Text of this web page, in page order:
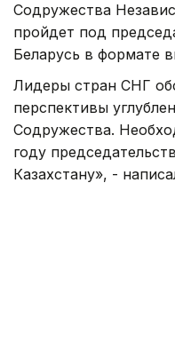
Содружества
пройдет под
Беларусь в формате
Лидеры стран СНГ
перспективы
Содружества.
году
Казахстану», -